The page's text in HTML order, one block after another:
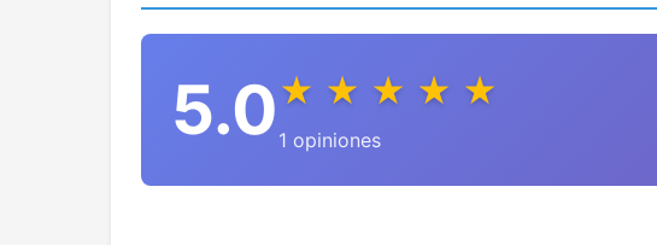
5.0★ ★ ★ ★ ★
1 opiniones